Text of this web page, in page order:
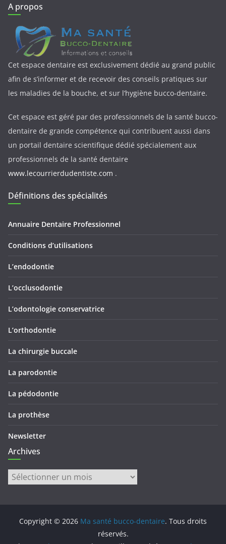
A propos
Cet espace dentaire est exclusivement dédié au grand public
afin de s’informer et de recevoir des conseils pratiques sur
les maladies de la bouche, et sur l’hygiène bucco-dentaire.
Cet espace est géré par des professionnels de la santé bucco-
dentaire de grande compétence qui contribuent aussi dans
un portail dentaire scientifique dédié spécialement aux
professionnels de la santé dentaire
www.lecourrierdudentiste.com .
Définitions des spécialités
Annuaire Dentaire Professionnel
Conditions d’utilisations
L’endodontie
L’occlusodontie
L’odontologie conservatrice
L’orthodontie
La chirurgie buccale
La parodontie
La pédodontie
La prothèse
Newsletter
Archives
Archives
Copyright © 2026 Ma santé bucco-dentaire. Tous droits
réservés.